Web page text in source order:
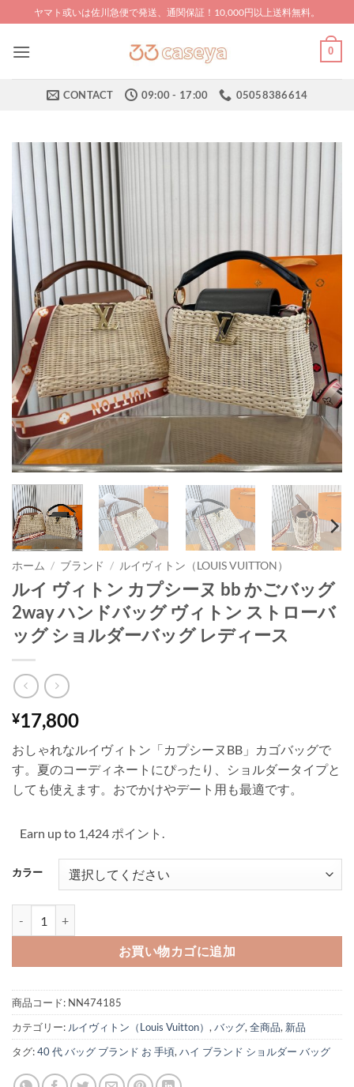
to
content
ヤマト或いは佐川急便で発送、通関保証！10,000円以上送料無料。
0
CONTACT 09:00 - 17:00 05058386614
ホーム / ブランド / ルイヴィトン（LOUIS VUITTON）
ルイ ヴィトン カプシーヌ bb かごバッグ
2way ハンドバッグ ヴィトン ストローバ
ッグ ショルダーバッグ レディース
¥17,800
おしゃれなルイヴィトン「カプシーヌBB」カゴバッグで
す。夏のコーディネートにぴったり、ショルダータイプと
しても使えます。おでかけやデート用も最適です。
Earn up to 1,424 ポイント.
カラー
お買い物カゴに追加
商品コード: NN474185
カテゴリー: ルイヴィトン（Louis Vuitton） , バッグ, 全商品, 新品
タグ:40 代 バッグ ブランド お 手頃, ハイ ブランド ショルダー バッグ